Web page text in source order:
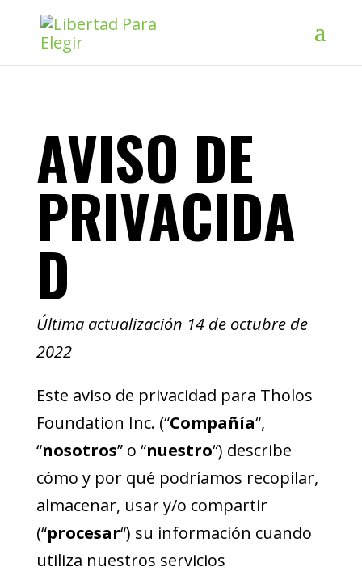
AVISO DE
PRIVACIDA
D
Última actualización 14 de octubre de
2022
Este aviso de privacidad para Tholos
Foundation Inc. (“Compañía“,
“nosotros” o “nuestro“) describe
cómo y por qué podríamos recopilar,
almacenar, usar y/o compartir
(“procesar“) su información cuando
utiliza nuestros servicios